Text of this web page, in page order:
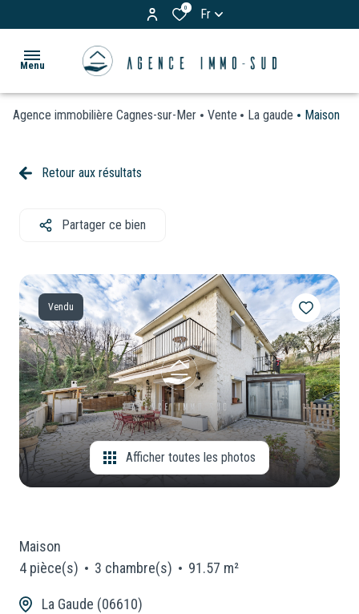
0 Fr
Menu
ACHETER
Appartements
& Villas
Terrains
Garages
/
Parkings
Locaux
Commerciaux
Neuf
VENDUS
ESTIMATION
VOS
CONSEILLERS
NOUS
REJOINDRE
Agence immobilière Cagnes-sur-Mer Vente La gaude Maison
Retour aux résultats
Partager ce bien
Vendu
Afficher toutes les photos
Maison
4 pièce(s)
3 chambre(s) 91.57 m²
La Gaude (06610)